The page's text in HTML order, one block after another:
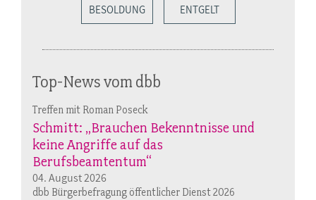
BESOLDUNG ENTGELT
Top-News vom dbb
Treffen mit Roman Poseck
Schmitt: „Brauchen Bekenntnisse und
keine Angriffe auf das
Berufsbeamtentum“
04. August 2026
dbb Bürgerbefragung öffentlicher Dienst 2026